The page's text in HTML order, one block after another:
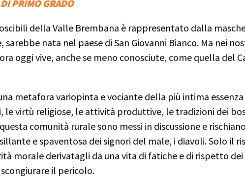
PRIMO GRADO
della Valle Brembana è rappresentato dalla
nata nel paese di San Giovanni Bianco. Ma nei
oggi vive, anche se meno conosciute, come quella del
metafora variopinta e vociante della più intima essenza
virtù religiose, le attività produttive, le tradizioni dei
comunità rurale sono messi in discussione e
e spaventosa dei signori del male, i diavoli. Solo il
morale derivatagli da una vita di fatiche e di rispetto
il pericolo.